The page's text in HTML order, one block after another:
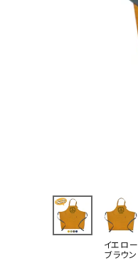
イエロー
ブラウン